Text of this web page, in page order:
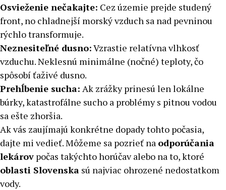
Osvieženie nečakajte: Cez územie prejde studený
front, no chladnejší morský vzduch sa nad pevninou
rýchlo transformuje.
Neznesiteľné dusno:Vzrastie relatívna vlhkosť
vzduchu. Neklesnú minimálne (nočné) teploty, čo
spôsobí ťaživé dusno.
Prehĺbenie sucha: Ak zrážky prinesú len lokálne
búrky, katastrofálne sucho a problémy s pitnou vodou
sa ešte zhoršia.
Ak vás zaujímajú konkrétne dopady tohto počasia,
dajte mi vedieť. Môžeme sa pozrieť na odporúčania
lekárov počas takýchto horúčav alebo na to, ktoré
oblasti Slovenska sú najviac ohrozené nedostatkom
vody.